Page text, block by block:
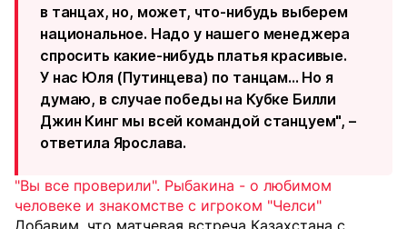
в танцах, но, может, что-нибудь выберем
национальное. Надо у нашего менеджера
спросить какие-нибудь платья красивые.
У нас Юля (Путинцева) по танцам... Но я
думаю, в случае победы на Кубке Билли
Джин Кинг мы всей командой станцуем", –
ответила Ярослава.
"Вы все проверили". Рыбакина - о любимом
человеке и знакомстве с игроком "Челси"
Добавим, что матчевая встреча Казахстана с